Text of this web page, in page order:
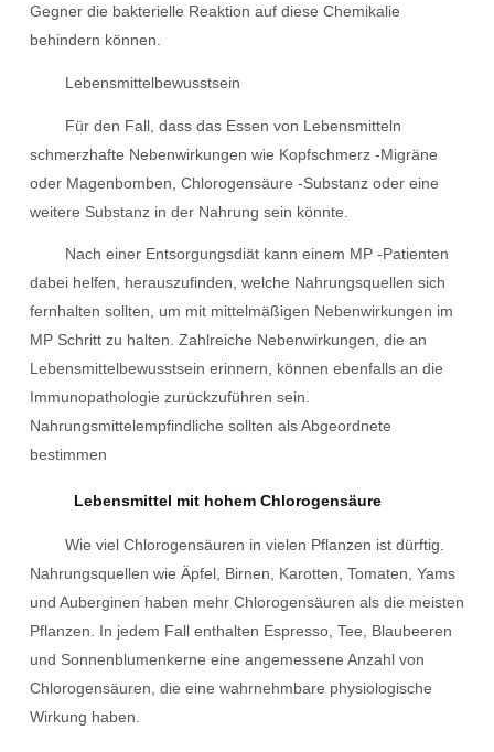
Gegner die bakterielle Reaktion auf diese Chemikalie
behindern können.
Lebensmittelbewusstsein
Für den Fall, dass das Essen von Lebensmitteln
schmerzhafte Nebenwirkungen wie Kopfschmerz -Migräne
oder Magenbomben, Chlorogensäure -Substanz oder eine
weitere Substanz in der Nahrung sein könnte.
Nach einer Entsorgungsdiät kann einem MP -Patienten
dabei helfen, herauszufinden, welche Nahrungsquellen sich
fernhalten sollten, um mit mittelmäßigen Nebenwirkungen im
MP Schritt zu halten. Zahlreiche Nebenwirkungen, die an
Lebensmittelbewusstsein erinnern, können ebenfalls an die
Immunopathologie zurückzuführen sein.
Nahrungsmittelempfindliche sollten als Abgeordnete
bestimmen
Lebensmittel mit hohem Chlorogensäure
Wie viel Chlorogensäuren in vielen Pflanzen ist dürftig.
Nahrungsquellen wie Äpfel, Birnen, Karotten, Tomaten, Yams
und Auberginen haben mehr Chlorogensäuren als die meisten
Pflanzen. In jedem Fall enthalten Espresso, Tee, Blaubeeren
und Sonnenblumenkerne eine angemessene Anzahl von
Chlorogensäuren, die eine wahrnehmbare physiologische
Wirkung haben.